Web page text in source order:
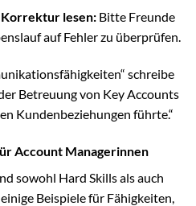
Korrektur lesen:Bitte Freunde
auf Fehler zu überprüfen.
schreibe
Betreuung von Key Accounts
Kundenbeziehungen führte.“
Account Managerinnen
sowohl Hard Skills als auch
Beispiele für Fähigkeiten,